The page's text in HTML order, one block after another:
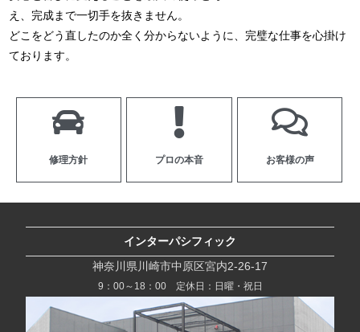
え、完成まで一切手を抜きません。
どこをどう直したのか全く分からないように、完璧な仕事を心掛け
ております。
修理方針 プロの本音 お客様の声
インターパシフィック
神奈川県川崎市中原区宮内2-26-17
9：00～18：00 定休日：日曜・祝日